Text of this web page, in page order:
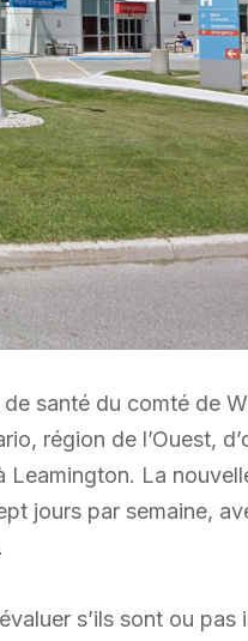
santé du comté de
région de l’Ouest,
Leamington. La
jours par semaine,
s’ils sont ou pas